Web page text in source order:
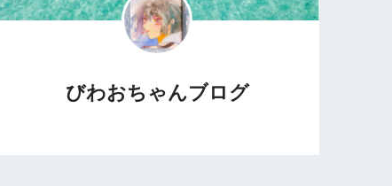
びわおちゃんブログ